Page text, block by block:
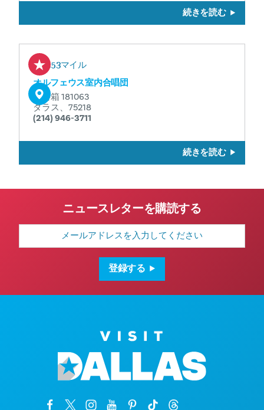
続きを読む
1.53マイル
オルフェウス室内合唱団
私書箱 181063
ダラス、75218
(214) 946-3711
続きを読む
ニュースレターを購読する
メ
ル
登録する